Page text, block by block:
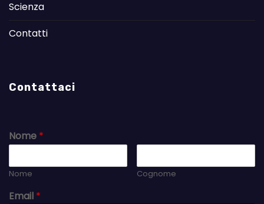
Scienza
Contatti
Contattaci
Nome *
Nome Cognome
Email *